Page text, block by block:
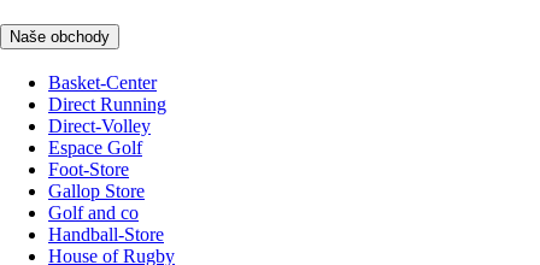
Naše obchody
Basket-Center
Direct Running
Direct-Volley
Espace Golf
Foot-Store
Gallop Store
Golf and co
Handball-Store
House of Rugby